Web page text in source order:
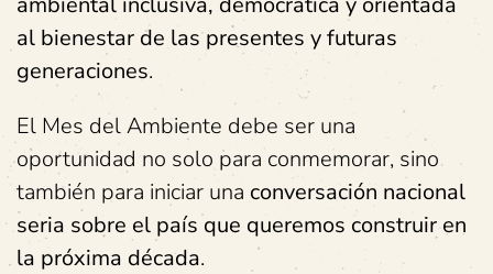
al bienestar de las presentes y futuras
generaciones.
El Mes del Ambiente debe ser una
oportunidad no solo para conmemorar, sino
también para iniciar una conversación nacional
seria sobre el país que queremos construir en
la próxima década.